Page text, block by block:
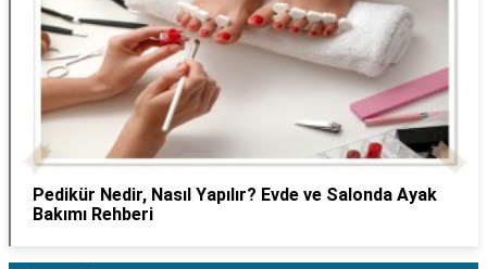
Pedikür Nedir, Nasıl Yapılır? Evde ve Salonda Ayak
Bakımı Rehberi